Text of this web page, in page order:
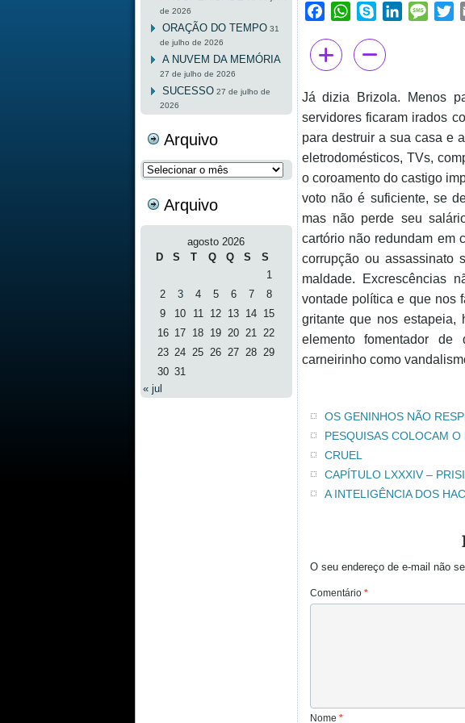
de 2026
ORAÇÃO DO TEMPO 31
de julho de 2026
A NUVEM DA MEMÓRIA
27 de julho de 2026
SUCESSO 27 de julho de
2026
Arquivo
Arquivo
Arquivo
agosto 2026
D
S T Q Q S
S
1
2
3 4 5 6 7
8
9
10 11 12 13 14 15
16 17 18 19 20 21 22
23 24 25 26 27 28 29
30 31
« jul
FacebookWhatsApp
Skype LinkedIn
Já dizia Brizola. Menos
servidores ficaram irados
para destruir a sua casa e
eletrodomésticos, TVs,
o coroamento do castigo
voto não é suficiente, se
mas não perde seu
cartório não redundam em
corrupção ou assassinato
maldade. Excrescências
vontade política e que nos
gritante que nos estapeia,
elemento fomentador
carneirinho como
OS GENINHOS NÃO
PESQUISAS COLOCAM
CRUEL
CAPÍTULO LXXXIV –
A INTELIGÊNCIA DOS
O seu endereço de e-mail não
Comentário *
Nome *